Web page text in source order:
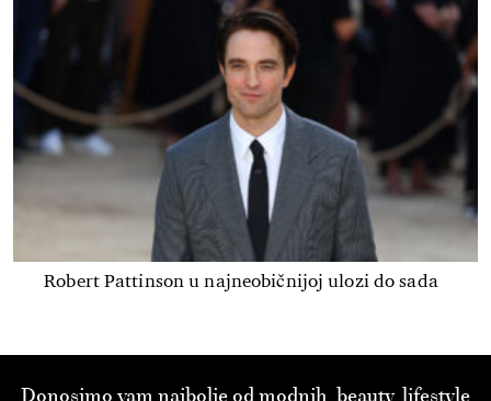
Robert Pattinson u najneobičnijoj ulozi do sada